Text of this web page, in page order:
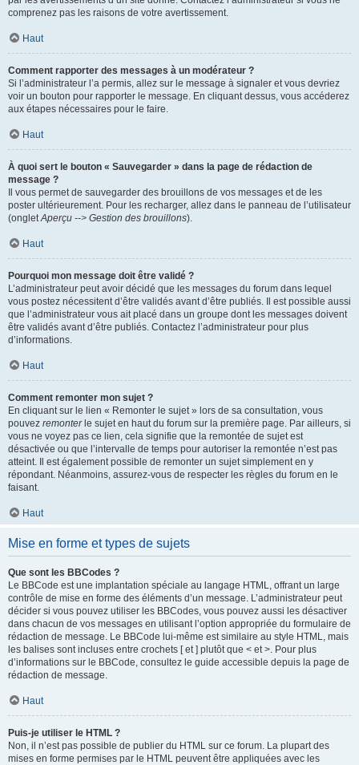
comprenez pas les raisons de votre avertissement.
Haut
Comment rapporter des messages à un modérateur ?
Si l’administrateur l’a permis, allez sur le message à signaler et vous devriez
voir un bouton pour rapporter le message. En cliquant dessus, vous accéderez
aux étapes nécessaires pour le faire.
Haut
À quoi sert le bouton « Sauvegarder » dans la page de rédaction de
message ?
Il vous permet de sauvegarder des brouillons de vos messages et de les
poster ultérieurement. Pour les recharger, allez dans le panneau de l’utilisateur
(ongletAperçu --> Gestion des brouillons).
Haut
Pourquoi mon message doit être validé ?
L’administrateur peut avoir décidé que les messages du forum dans lequel
vous postez nécessitent d’être validés avant d’être publiés. Il est possible aussi
que l’administrateur vous ait placé dans un groupe dont les messages doivent
être validés avant d’être publiés. Contactez l’administrateur pour plus
d’informations.
Haut
Comment remonter mon sujet ?
En cliquant sur le lien « Remonter le sujet » lors de sa consultation, vous
pouvez remonterle sujet en haut du forum sur la première page. Par ailleurs, si
vous ne voyez pas ce lien, cela signifie que la remontée de sujet est
désactivée ou que l’intervalle de temps pour autoriser la remontée n’est pas
atteint. Il est également possible de remonter un sujet simplement en y
répondant. Néanmoins, assurez-vous de respecter les règles du forum en le
faisant.
Haut
Mise en forme et types de sujets
Que sont les BBCodes ?
Le BBCode est une implantation spéciale au langage HTML, offrant un large
contrôle de mise en forme des éléments d’un message. L’administrateur peut
décider si vous pouvez utiliser les BBCodes, vous pouvez aussi les désactiver
dans chacun de vos messages en utilisant l’option appropriée du formulaire de
rédaction de message. Le BBCode lui-même est similaire au style HTML, mais
les balises sont incluses entre crochets [ et ] plutôt que < et >. Pour plus
d’informations sur le BBCode, consultez le guide accessible depuis la page de
rédaction de message.
Haut
Puis-je utiliser le HTML ?
Non, il n’est pas possible de publier du HTML sur ce forum. La plupart des
mises en forme permises par le HTML peuvent être appliquées avec les